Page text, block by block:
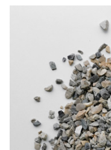
Déterminez
de granulats
Indiquez le type
les dimensions